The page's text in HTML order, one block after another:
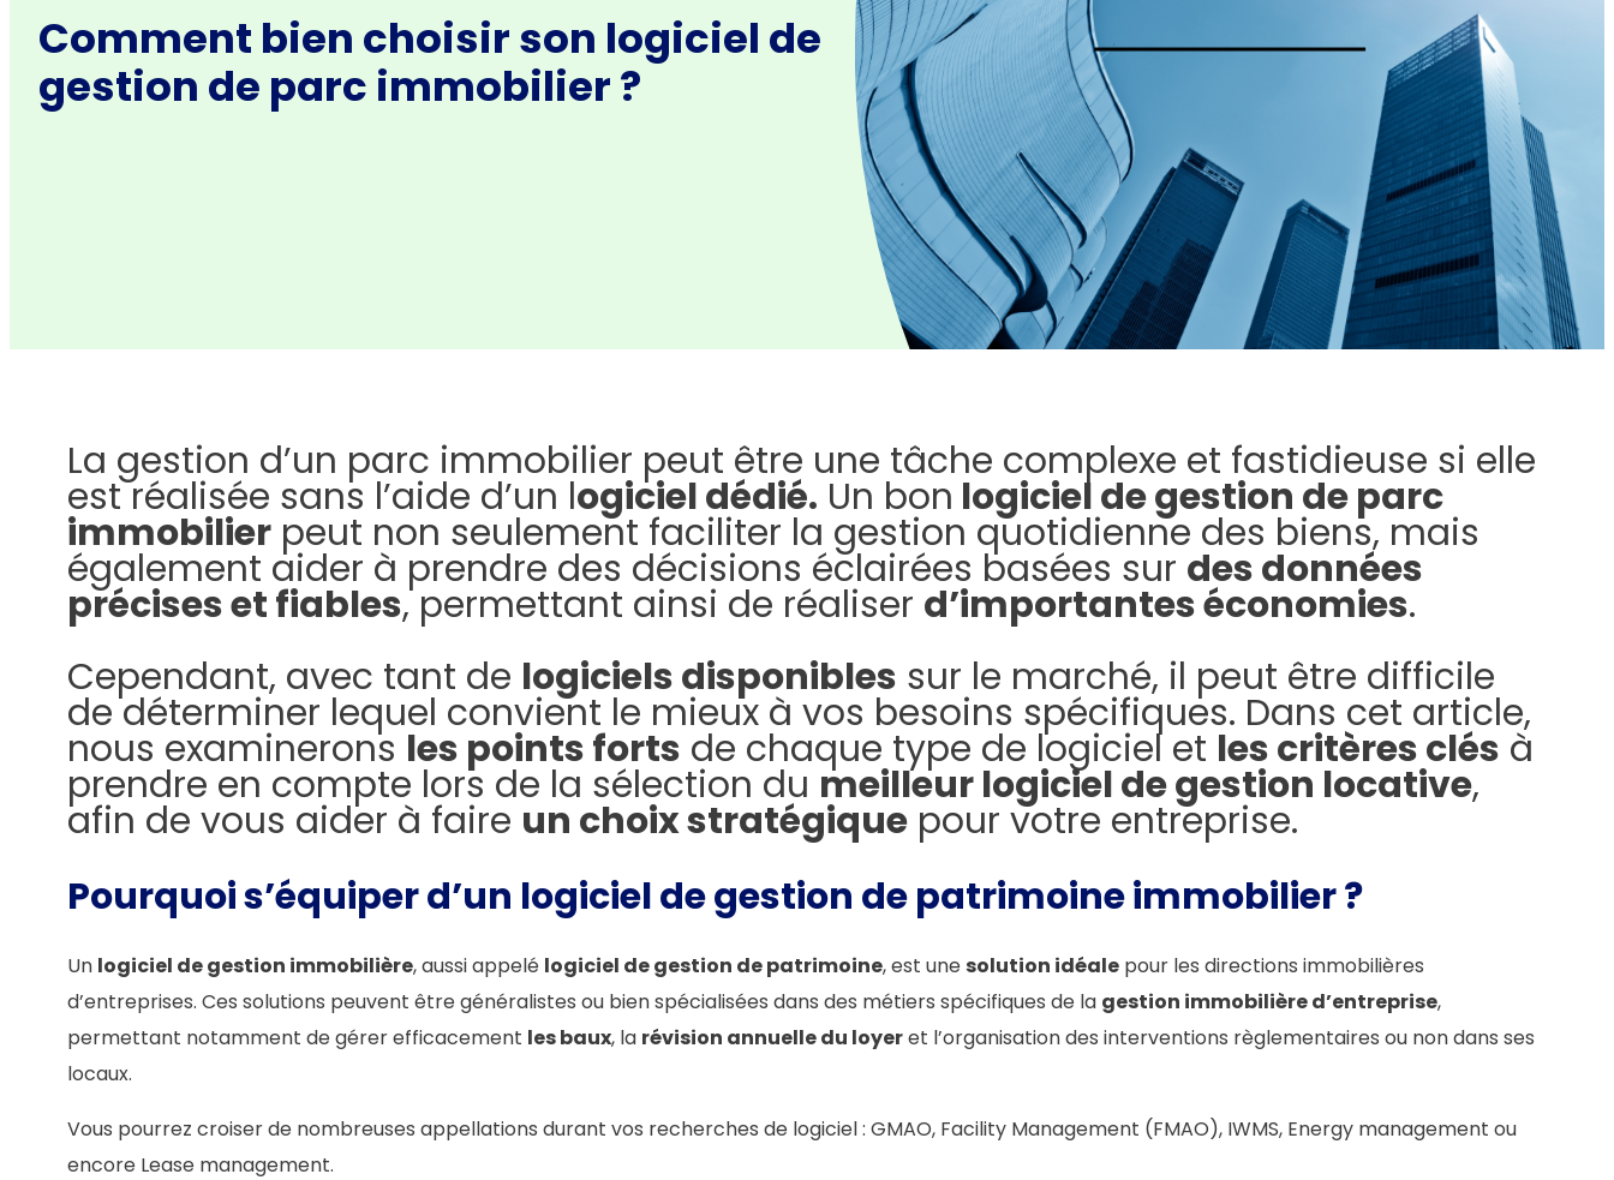
Comment bien choisir son logiciel de
gestion de parc immobilier ?
La gestion d’un parc immobilier peut être une tâche complexe et fastidieuse si elle
est réalisée sans l’aide d’un logiciel dédié. Un bon logiciel de gestion de parc
immobilier peut non seulement faciliter la gestion quotidienne des biens, mais
également aider à prendre des décisions éclairées basées sur des données
précises et fiables, permettant ainsi de réaliser d’importantes économies.
Cependant, avec tant de logiciels disponibles sur le marché, il peut être difficile
de déterminer lequel convient le mieux à vos besoins spécifiques. Dans cet article,
nous examinerons les points forts de chaque type de logiciel et les critères clés à
prendre en compte lors de la sélection du meilleur logiciel de gestion locative,
afin de vous aider à faire un choix stratégique pour votre entreprise.
Pourquoi s’équiper d’un logiciel de gestion de patrimoine immobilier ?
Un logiciel de gestion immobilière, aussi appelé logiciel de gestion de patrimoine, est une solution idéale pour les directions immobilières
d’entreprises. Ces solutions peuvent être généralistes ou bien spécialisées dans des métiers spécifiques de la gestion immobilière d’entreprise,
permettant notamment de gérer efficacement les baux, la révision annuelle du loyeret l’organisation des interventions règlementaires ou non dans ses
locaux.
Vous pourrez croiser de nombreuses appellations durant vos recherches de logiciel : GMAO, Facility Management (FMAO), IWMS, Energy management ou
encore Lease management.